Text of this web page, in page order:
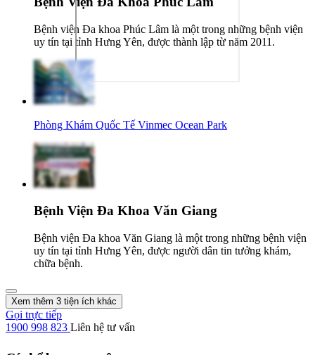
Bệnh viện Đa khoa Phúc Lâm là một trong những bệnh viện
uy tín tại tỉnh Hưng Yên, được thành lập từ năm 2011.
Phòng Khám Quốc Tế Vinmec Ocean Park
Bệnh Viện Đa Khoa Văn Giang
Bệnh viện Đa khoa Văn Giang là một trong những bệnh viện
uy tín tại tỉnh Hưng Yên, được người dân tin tưởng khám,
chữa bệnh.
Xem thêm 3 tiện ích khác
Gọi trực tiếp
1900 998 823 Liên hệ tư vấn